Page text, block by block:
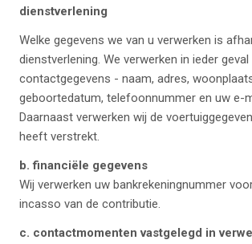
dienstverlening
Welke gegevens we van u verwerken is
dienstverlening. We verwerken in ieder geval
contactgegevens - naam, adres,
geboortedatum, telefoonnummer en uw e-
Daarnaast verwerken wij de
heeft verstrekt.
b. financiële gegevens
Wij verwerken uw bankrekeningnummer
incasso van de contributie.
c. contactmomenten vastgelegd in